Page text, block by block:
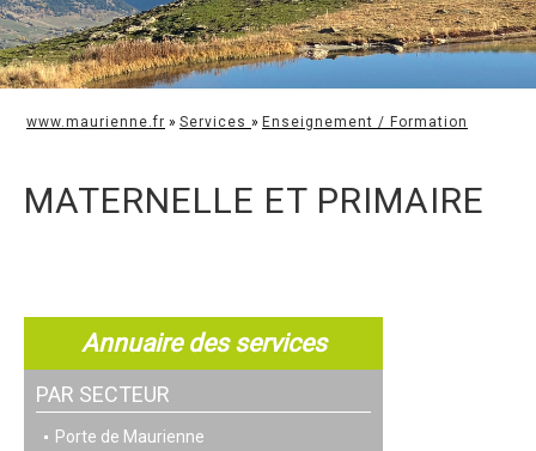
www.maurienne.fr » Services » Enseignement / Formation
MATERNELLE ET PRIMAIRE
Annuaire des services
PAR SECTEUR
Porte de Maurienne